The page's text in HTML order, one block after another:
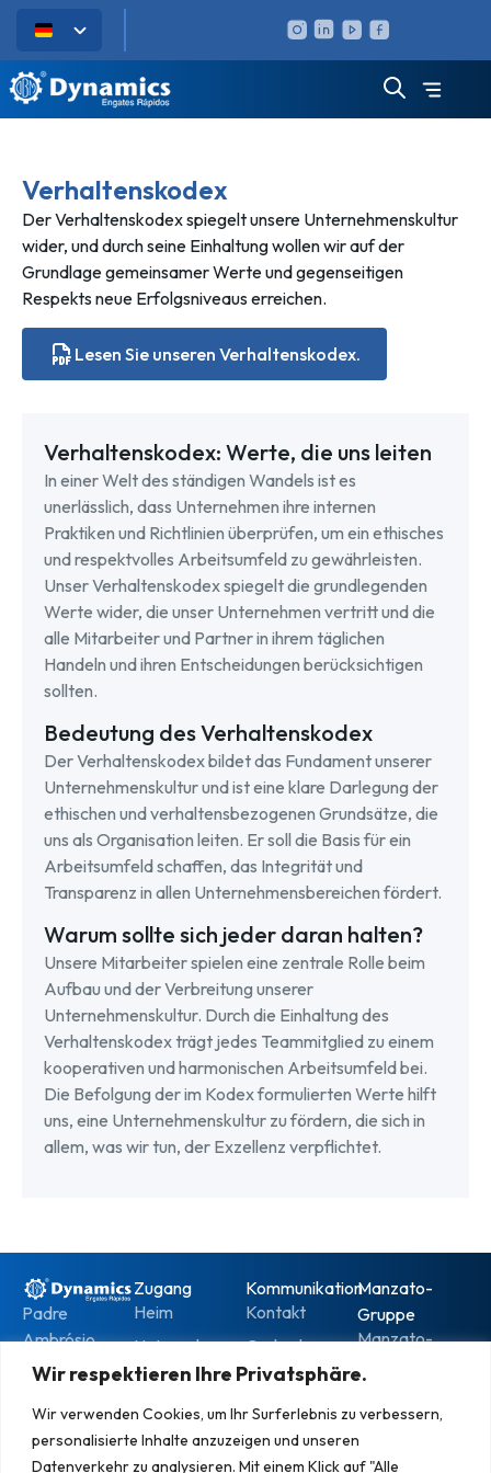
Wir respektieren Ihre Privatsphäre.
Wir verwenden Cookies, um Ihr Surferlebnis zu verbessern,
personalisierte Inhalte anzuzeigen und unseren
Datenverkehr zu analysieren. Mit einem Klick auf "Alle
Verhaltenskodex
Der Verhaltenskodex spiegelt unsere Unternehmenskultur
wider, und durch seine Einhaltung wollen wir auf der
Grundlage gemeinsamer Werte und gegenseitigen
Respekts neue Erfolgsniveaus erreichen.
Lesen Sie unseren Verhaltenskodex.
Verhaltenskodex: Werte, die uns leiten
In einer Welt des ständigen Wandels ist es
unerlässlich, dass Unternehmen ihre internen
Praktiken und Richtlinien überprüfen, um ein ethisches
und respektvolles Arbeitsumfeld zu gewährleisten.
Unser Verhaltenskodex spiegelt die grundlegenden
Werte wider, die unser Unternehmen vertritt und die
alle Mitarbeiter und Partner in ihrem täglichen
Handeln und ihren Entscheidungen berücksichtigen
sollten.
Bedeutung des Verhaltenskodex
Der Verhaltenskodex bildet das Fundament unserer
Unternehmenskultur und ist eine klare Darlegung der
ethischen und verhaltensbezogenen Grundsätze, die
uns als Organisation leiten. Er soll die Basis für ein
Arbeitsumfeld schaffen, das Integrität und
Transparenz in allen Unternehmensbereichen fördert.
Warum sollte sich jeder daran halten?
Unsere Mitarbeiter spielen eine zentrale Rolle beim
Aufbau und der Verbreitung unserer
Unternehmenskultur. Durch die Einhaltung des
Verhaltenskodex trägt jedes Teammitglied zu einem
kooperativen und harmonischen Arbeitsumfeld bei.
Die Befolgung der im Kodex formulierten Werte hilft
uns, eine Unternehmenskultur zu fördern, die sich in
allem, was wir tun, der Exzellenz verpflichtet.
Padre
Ambrósio
Pieratelli
Straße, 454 –
Kayser
Postleitzahl:
Zugang
Heim
Unternehmen
Produkte
Kataloge
Nachricht
Kommunikation
Kontakt
Ombudsmann
Arbeiten Sie
mit uns
zusammen
Datenschutzrichtlinie
Manzato-
Gruppe
Manzato-
System
Dynamische